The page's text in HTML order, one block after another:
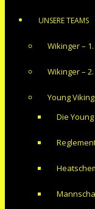
UNSERE TEAMS
Wikinger –
Wikinger –
Young
Die